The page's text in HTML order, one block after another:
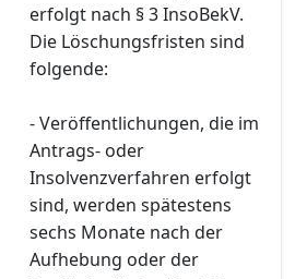
erfolgt nach § 3 InsoBekV.
Die Löschungsfristen sind
folgende:
- Veröffentlichungen, die im
Antrags- oder
Insolvenzverfahren erfolgt
sind, werden spätestens
sechs Monate nach der
Aufhebung oder der